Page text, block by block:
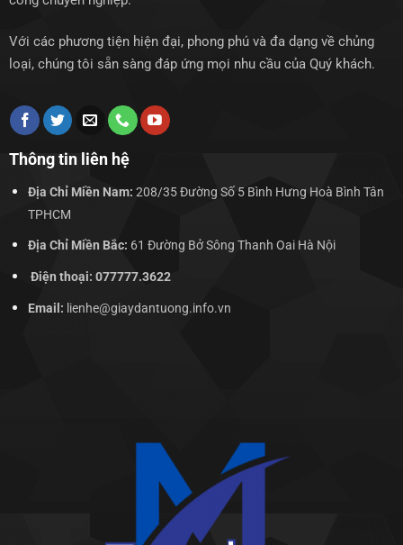
Với các phương tiện hiện đại, phong phú và đa dạng về chủng
loại, chúng tôi sẵn sàng đáp ứng mọi nhu cầu của Quý khách.
Thông tin liên hệ
Địa Chỉ Miền Nam: 208/35 Đường Số 5 Bình Hưng Hoà Bình Tân
TPHCM
Địa Chỉ Miền Bắc: 61 Đường Bở Sông Thanh Oai Hà Nội
Điện thoại: 077777.3622
Email: lienhe@giaydantuong.info.vn